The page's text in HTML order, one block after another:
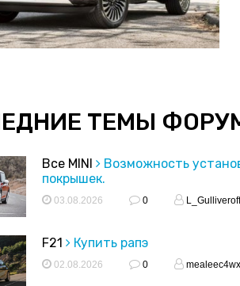
ТЕМЫ
Все MINI
Возможность
покрышек.
03.08.2026 0 L_Gulliveroff
F21 Купить рапэ
02.08.2026 0 mealeec4wx